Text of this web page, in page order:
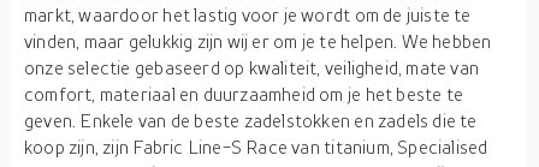
markt, waardoor het lastig voor je wordt om de juiste te
vinden, maar gelukkig zijn wij er om je te helpen. We hebben
onze selectie gebaseerd op kwaliteit, veiligheid, mate van
comfort, materiaal en duurzaamheid om je het beste te
geven. Enkele van de beste zadelstokken en zadels die te
koop zijn, zijn Fabric Line-S Race van titanium, Specialised